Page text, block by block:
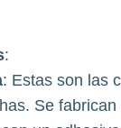
:
: Estas son las
Se